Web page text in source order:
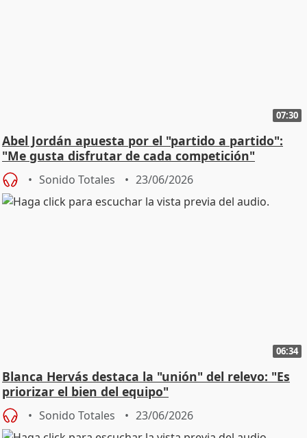
07:30
Abel Jordán apuesta por el "partido a partido":
"Me gusta disfrutar de cada competición"
Sonido Totales 23/06/2026
06:34
Blanca Hervás destaca la "unión" del relevo: "Es
priorizar el bien del equipo"
Sonido Totales 23/06/2026